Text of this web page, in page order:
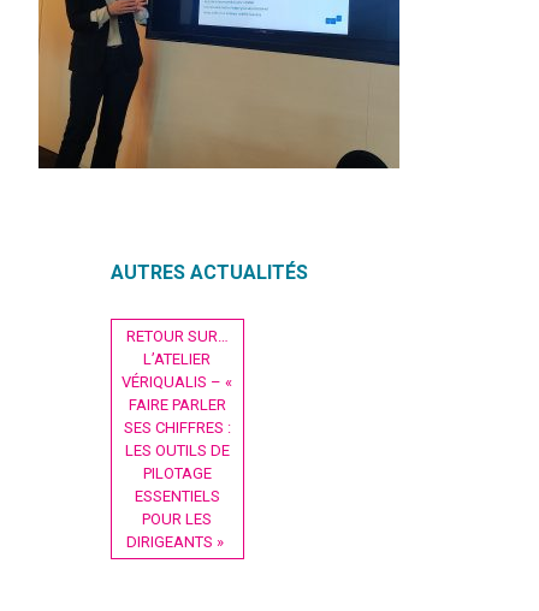
VERIQUALIS
PUBLICATIONS
NOUS REJOINDRE
AUTRES ACTUALITÉS
Navigation
l’article
RETOUR SUR…
L’ATELIER
VÉRIQUALIS – «
FAIRE PARLER
SES CHIFFRES :
LES OUTILS DE
PILOTAGE
ESSENTIELS
POUR LES
DIRIGEANTS »